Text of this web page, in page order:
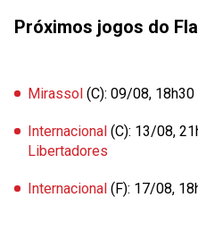
Próximos jogos do
Mirassol (C): 09/08,
Internacional (C): 13/08,
Libertadores
Internacional (F): 17/08,